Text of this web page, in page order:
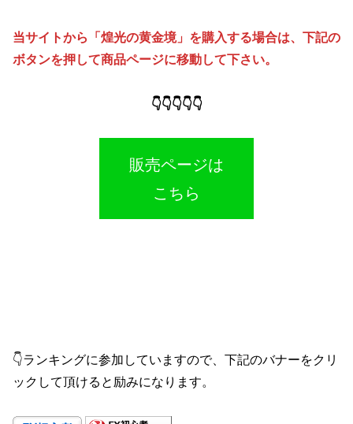
当サイトから「煌光の黄金境」を購入する場合は、下記の
ボタンを押して商品ページに移動して下さい。
👇👇👇👇👇
販売ページは
こちら
👇ランキングに参加していますので、下記のバナーをクリ
ックして頂けると励みになります。